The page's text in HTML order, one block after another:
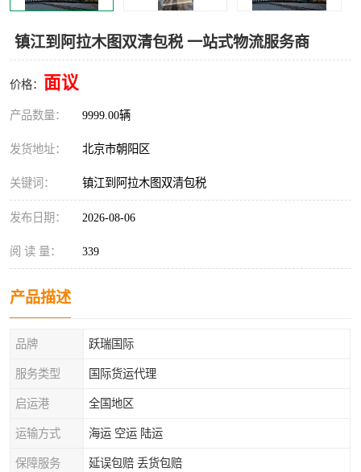
镇江到阿拉木图双清包税 一站式物流服务商
价格： 面议
产品数量： 9999.00辆
发货地址： 北京市朝阳区
关键词： 镇江到阿拉木图双清包税
发布日期： 2026-08-06
阅 读 量： 339
产品描述
品牌 跃瑞国际
服务类型 国际货运代理
启运港 全国地区
运输方式 海运 空运 陆运
保障服务 延误包赔 丢货包赔